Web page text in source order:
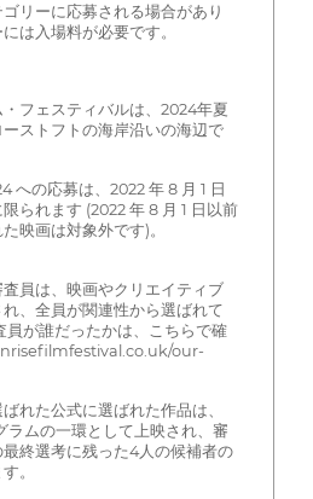
リーに応募される場合があり
は入場料が必要です。
フェスティバルは、2024年夏
ストフトの海岸沿いの海辺で
への応募は、2022 年 8 月 1 日
られます (2022 年 8 月 1 日以前
映画は対象外です)。
員は、映画やクリエイティブ
、全員が関連性から選ばれて
員が誰だったかは、こちらで確
our-
れた公式に選ばれた作品は、
ラムの一環として上映され、審
終選考に残った4人の候補者の
。